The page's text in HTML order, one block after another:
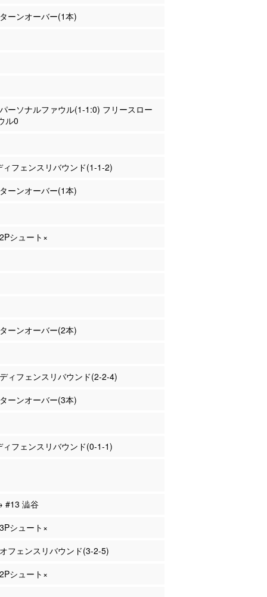
ーンオーバー(1本)
ーソナルファウル(1-1:0) フリースロー
ル0
ィフェンスリバウンド(1-1-2)
ーンオーバー(1本)
シュート×
ーンオーバー(2本)
ィフェンスリバウンド(2-2-4)
ーンオーバー(3本)
ィフェンスリバウンド(0-1-1)
#13 澁谷
シュート×
フェンスリバウンド(3-2-5)
シュート×